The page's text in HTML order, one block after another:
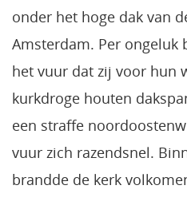
onder het hoge dak van
Amsterdam. Per ongeluk
het vuur dat zij voor hun
kurkdroge houten
een straffe
vuur zich razendsnel.
brandde de kerk